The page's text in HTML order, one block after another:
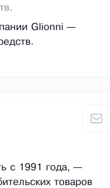
Glionni —
с 1991 года, —
товаров